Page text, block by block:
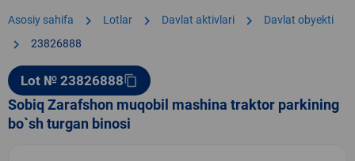
Asosiy sahifa chevron_right Lotlar chevron_right Davlat aktivlari chevron_right Davlat obyekti
chevron_right 23826888
Lot № 23826888content_copy
Sobiq Zarafshon muqobil mashina traktor parkining
bo`sh turgan binosi